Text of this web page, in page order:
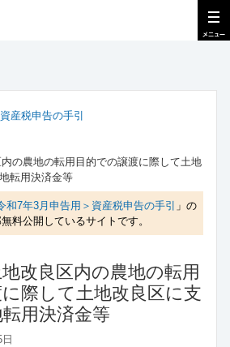
産税申告の手引
の農地の転用目的での譲渡に際して土地
転用決済金等
和7年3月申告用＞資産税申告の手引
」の
料公開しているサイトです。
改良区内の農地の転用
際して土地改良区に支
用決済金等